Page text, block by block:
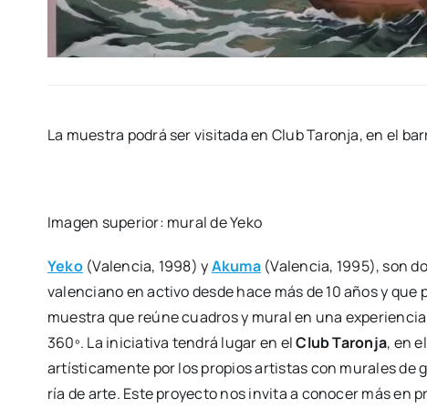
La mues­tra podrá ser visi­ta­da en Club Taron­ja, en el
Ima­gen supe­rior: mural de Yeko
Yeko(Valen­cia, 1998) yAku­ma(Valen­cia, 1995), son
valen­ciano en acti­vo des­de hace más de 10 años y
mues­tra que reúne cua­dros y mural en una
360º. La ini­cia­ti­va ten­drá lugar en elClub Taron­ja, en
artís­ti­ca­men­te por los pro­pios artis­tas con mura­les
ría de arte. Este pro­yec­to nos invi­ta a cono­cer más en